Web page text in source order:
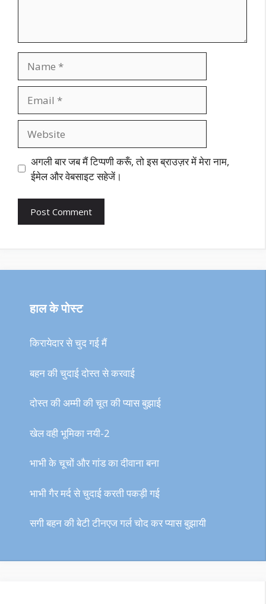
अगली बार जब मैं टिप्पणी करूँ, तो इस ब्राउज़र में मेरा नाम,
ईमेल और वेबसाइट सहेजें।
हाल के पोस्ट
किरायेदार से चुद गई मैं
बहन की चुदाई दोस्त से करवाई
दोस्त की अम्मी की चूत की प्यास बुझाई
खेल वही भूमिका नयी-2
भाभी के चूचों और गांड का दीवाना बना
भाभी गैर मर्द से चुदाई करती पकड़ी गई
सगी बहन की बेटी टीनएज गर्ल चोद कर प्यास बुझायी